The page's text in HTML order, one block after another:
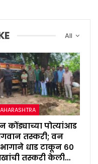
All
कोंड्याच्या पोत्यांआड
तस्करी; वन
धाड टाकून ६०
तस्करी केली…